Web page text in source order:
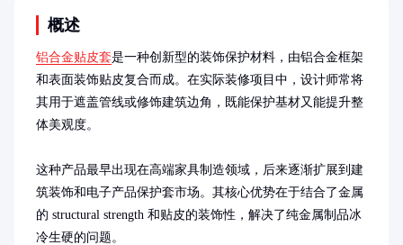
概述
铝合金贴皮套是一种创新型的装饰保护材料，由铝合金框架
和表面装饰贴皮复合而成。在实际装修项目中，设计师常将
其用于遮盖管线或修饰建筑边角，既能保护基材又能提升整
体美观度。
这种产品最早出现在高端家具制造领域，后来逐渐扩展到建
筑装饰和电子产品保护套市场。其核心优势在于结合了金属
的 structural strength 和贴皮的装饰性，解决了纯金属制品冰
冷生硬的问题。